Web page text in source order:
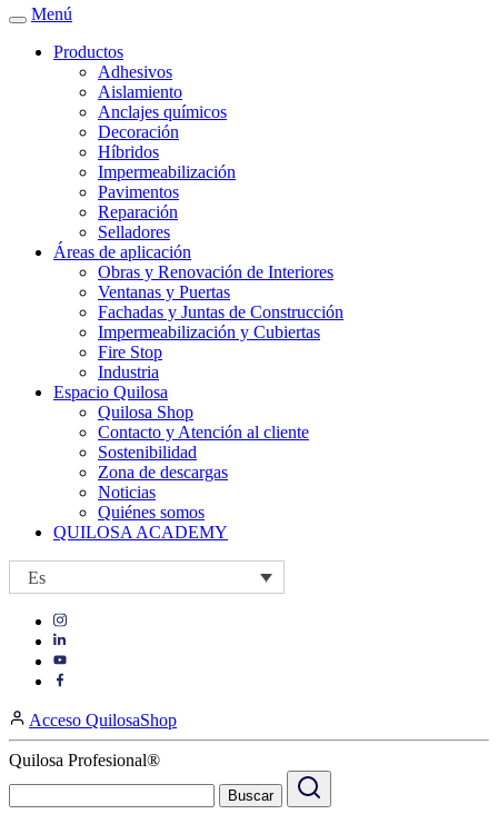
Menú
Productos
Adhesivos
Aislamiento
Anclajes químicos
Decoración
Híbridos
Impermeabilización
Pavimentos
Reparación
Selladores
Áreas de aplicación
Obras y Renovación de Interiores
Ventanas y Puertas
Fachadas y Juntas de Construcción
Impermeabilización y Cubiertas
Fire Stop
Industria
Espacio Quilosa
Quilosa Shop
Contacto y Atención al cliente
Sostenibilidad
Zona de descargas
Noticias
Quiénes somos
QUILOSA ACADEMY
Es
Visit
https://www.instagram.com/quilosa_selena/
Visit
our
Visit
page
https://www.facebook.com/QuilosaSelenaIberia/
page
Acceso QuilosaShop
Quilosa Profesional®